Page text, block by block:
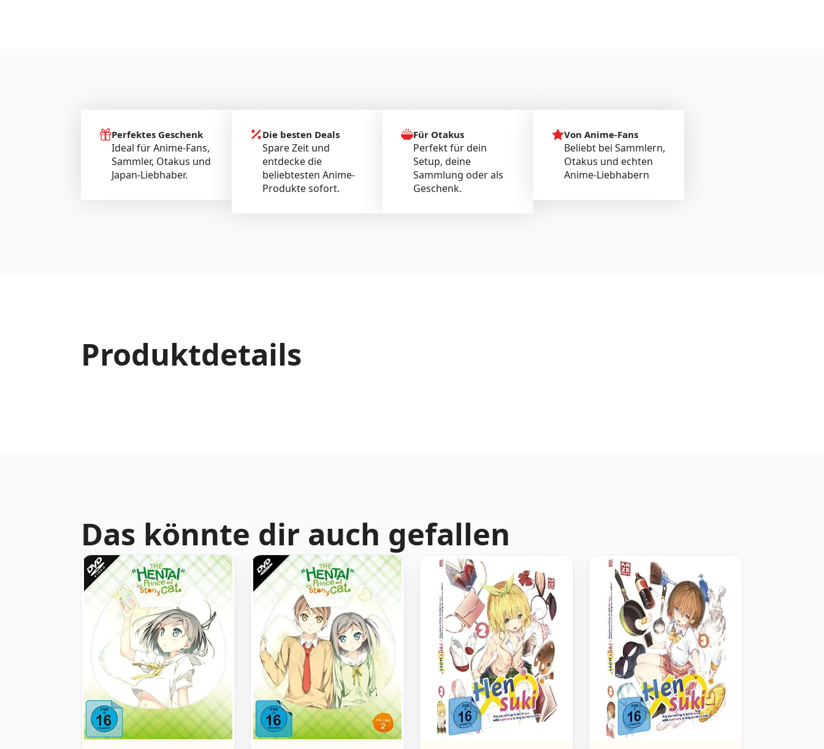
Perfektes Geschenk
Ideal für Anime-Fans,
Sammler, Otakus und
Japan-Liebhaber.
Die besten Deals
Spare Zeit und
entdecke die
beliebtesten Anime-
Produkte sofort.
Für Otakus
Perfekt für dein
Setup, deine
Sammlung oder als
Geschenk.
Von Anime-Fans
Beliebt bei Sammlern,
Otakus und echten
Anime-Liebhabern
Produktdetails
Das könnte dir auch gefallen